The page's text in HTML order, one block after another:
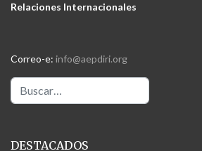
Relaciones Internacionales
Correo-e: info@aepdiri.org
Buscar
DESTACADOS